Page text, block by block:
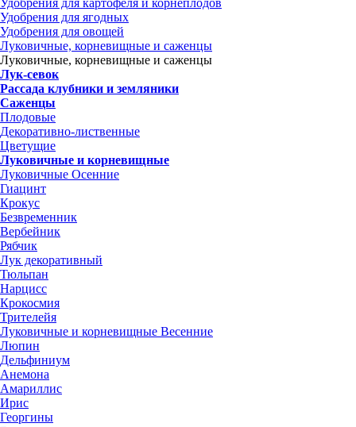
Удобрения для картофеля и корнеплодов
Удобрения для ягодных
Удобрения для овощей
Луковичные, корневищные и саженцы
Луковичные, корневищные и саженцы
Лук-севок
Рассада клубники и земляники
Саженцы
Плодовые
Декоративно-лиственные
Цветущие
Луковичные и корневищные
Луковичные Осенние
Гиацинт
Крокус
Безвременник
Вербейник
Рябчик
Лук декоративный
Тюльпан
Нарцисс
Крокосмия
Трителейя
Луковичные и корневищные Весенние
Люпин
Дельфиниум
Анемона
Амариллис
Ирис
Георгины